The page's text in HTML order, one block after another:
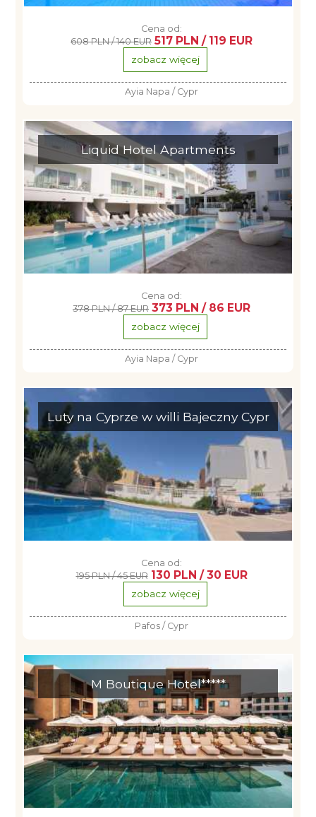
Cena od:
608 PLN / 140 EUR 517 PLN / 119 EUR
zobacz więcej
Ayia Napa / Cypr
Liquid Hotel Apartments
Cena od:
378 PLN / 87 EUR 373 PLN / 86 EUR
zobacz więcej
Ayia Napa / Cypr
Luty na Cyprze w willi Bajeczny Cypr
Cena od:
195 PLN / 45 EUR 130 PLN / 30 EUR
zobacz więcej
Pafos / Cypr
M Boutique Hotel*****